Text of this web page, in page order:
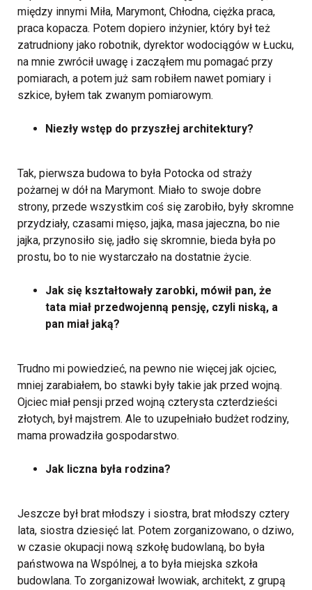
między innymi Miła, Marymont, Chłodna, ciężka praca,
praca kopacza. Potem dopiero inżynier, który był też
zatrudniony jako robotnik, dyrektor wodociągów w Łucku,
na mnie zwrócił uwagę i zacząłem mu pomagać przy
pomiarach, a potem już sam robiłem nawet pomiary i
szkice, byłem tak zwanym pomiarowym.
Niezły wstęp do przyszłej architektury?
Tak, pierwsza budowa to była Potocka od straży
pożarnej w dół na Marymont. Miało to swoje dobre
strony, przede wszystkim coś się zarobiło, były skromne
przydziały, czasami mięso, jajka, masa jajeczna, bo nie
jajka, przynosiło się, jadło się skromnie, bieda była po
prostu, bo to nie wystarczało na dostatnie życie.
Jak się kształtowały zarobki, mówił pan, że
tata miał przedwojenną pensję, czyli niską, a
pan miał jaką?
Trudno mi powiedzieć, na pewno nie więcej jak ojciec,
mniej zarabiałem, bo stawki były takie jak przed wojną.
Ojciec miał pensji przed wojną czterysta czterdzieści
złotych, był majstrem. Ale to uzupełniało budżet rodziny,
mama prowadziła gospodarstwo.
Jak liczna była rodzina?
Jeszcze był brat młodszy i siostra, brat młodszy cztery
lata, siostra dziesięć lat. Potem zorganizowano, o dziwo,
w czasie okupacji nową szkołę budowlaną, bo była
państwowa na Wspólnej, a to była miejska szkoła
budowlana. To zorganizował lwowiak, architekt, z grupą